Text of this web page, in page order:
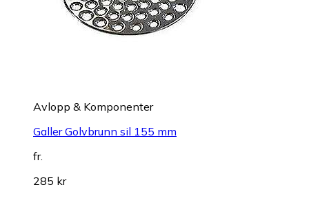
Avlopp & Komponenter
Galler Golvbrunn sil 155 mm
fr.
285 kr